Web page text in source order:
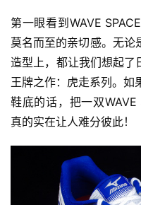
第一眼看到WAVE
莫名而至的亲切感。无论
造型上，都让我们想起了
王牌之作：虎走系列。
鞋底的话，把一双
真的实在让人难分彼此！